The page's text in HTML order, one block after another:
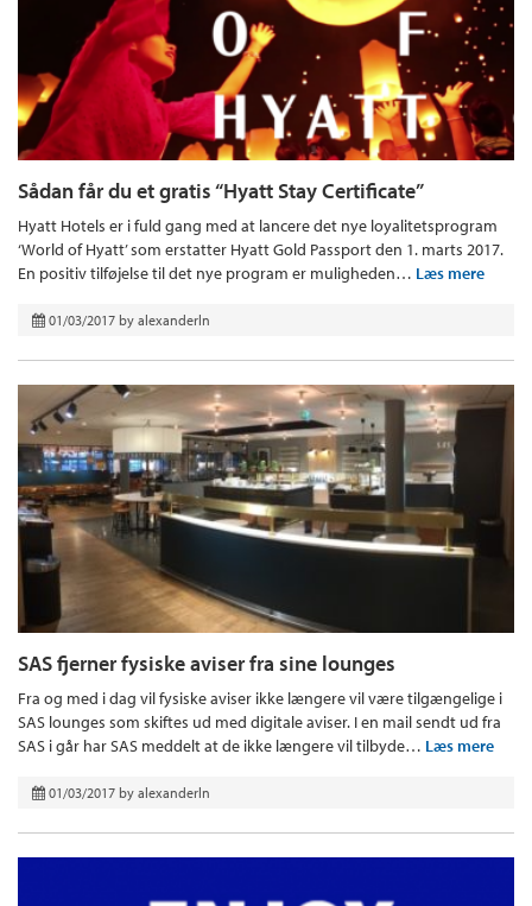
Sådan får du et gratis “Hyatt Stay Certificate”
Hyatt Hotels er i fuld gang med at lancere det nye loyalitetsprogram
‘World of Hyatt’ som erstatter Hyatt Gold Passport den 1. marts 2017.
En positiv tilføjelse til det nye program er muligheden… Læs mere
01/03/2017 by alexanderln
SAS fjerner fysiske aviser fra sine lounges
Fra og med i dag vil fysiske aviser ikke længere vil være tilgængelige i
SAS lounges som skiftes ud med digitale aviser. I en mail sendt ud fra
SAS i går har SAS meddelt at de ikke længere vil tilbyde… Læs mere
01/03/2017 by alexanderln